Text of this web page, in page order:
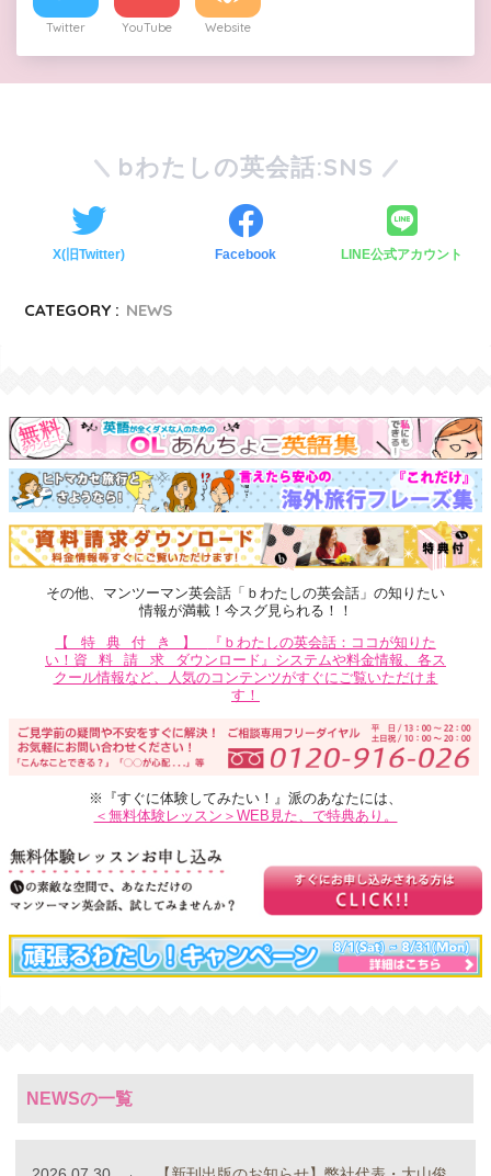
Twitter YouTube Website
bわたしの英会話:SNS
X(旧Twitter) Facebook LINE公式アカウント
CATEGORY : NEWS
その他、マンツーマン英会話「ｂわたしの英会話」の知りたい
情報が満載！今スグ見られる！！
【特典付き】
『ｂわたしの英会話：ココが知りた
い！ 資料請求 ダウンロード』システムや料金情報、各ス
クール情報など、人気のコンテンツがすぐにご覧いただけま
す！
※『すぐに体験してみたい！』派のあなたには、
＜無料体験レッスン＞WEB見た、で特典あり。
NEWSの一覧